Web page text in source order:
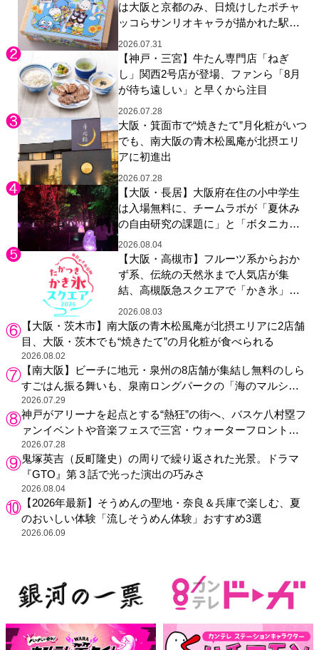
は大阪と京都のみ、日焼けしたポチャ
ッコらサンリオキャラが描かれた駅弁
やグッズが登場
2026.07.31
【神戸・三宮】牛たん専門店「ねぎ
し」関西2号店が登場、ファンら「8月
が待ち遠しい」と早くから注目
2026.07.28
大阪・箕面市で“焼きたて”月化粧がいつ
でも、南大阪の青木松風庵が北摂エリ
アに初進出
2026.07.28
【大阪・長居】大阪府在住の小中学生
は入場無料に、チームラボが「夏休み
の自由研究の課題に」と「ボタニカル
ガーデン 大阪」へ招待
2026.08.04
【大阪・高槻市】フルーツ系からおか
ず系、伝統の天然氷まで人気店が集
結、高槻阪急スクエアで「かき氷」祭
り
2026.08.03
【大阪・茨木市】南大阪の青木松風庵が北摂エリアに2店舗
目、大阪・茨木でも“焼きたて”の月化粧が食べられる
2026.08.02
【南大阪】ビーチに地元・泉州の8店舗が集結し無料のしら
すごはん振る舞いも、泉南ロングパークの「海のマルシ
ェ」がリニューアル！
2026.07.29
神戸がアリーナを起点とする“熱狂”の街へ、バスケ八村塁フ
ァンイベントや音楽フェスで三宮・ウォーターフロントを
活性化
2026.07.28
鬼塚英吉（反町隆史）の周りで繰り返された光景。ドラマ
『GTO』第３話で光った演出の巧みさ
2026.08.04
【2026年最新】そうめんの聖地・奈良＆兵庫で楽しむ、夏
のおいしい体験「流しそうめん体験」おすすめ3選
2026.06.09